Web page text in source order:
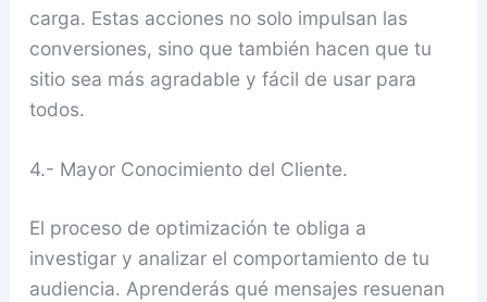
carga. Estas acciones no solo impulsan las
conversiones, sino que también hacen que tu
sitio sea más agradable y fácil de usar para
todos.
4.- Mayor Conocimiento del Cliente.
El proceso de optimización te obliga a
investigar y analizar el comportamiento de tu
audiencia. Aprenderás qué mensajes resuenan